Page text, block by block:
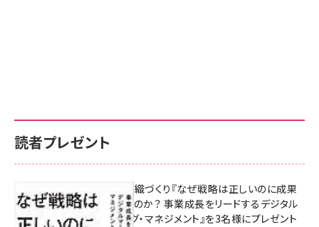
読者プレゼント
成果を生む組織づくり『なぜ戦略は正しいのに成果
があがらないのか？ 事業成長をリードするデジタル
マーケティング・マネジメント』を3名様にプレゼント